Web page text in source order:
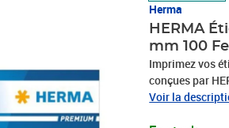
Herma
HERMA
mm 100
Imprimez vos
conçues par
feuilles A4 sont
Voir la